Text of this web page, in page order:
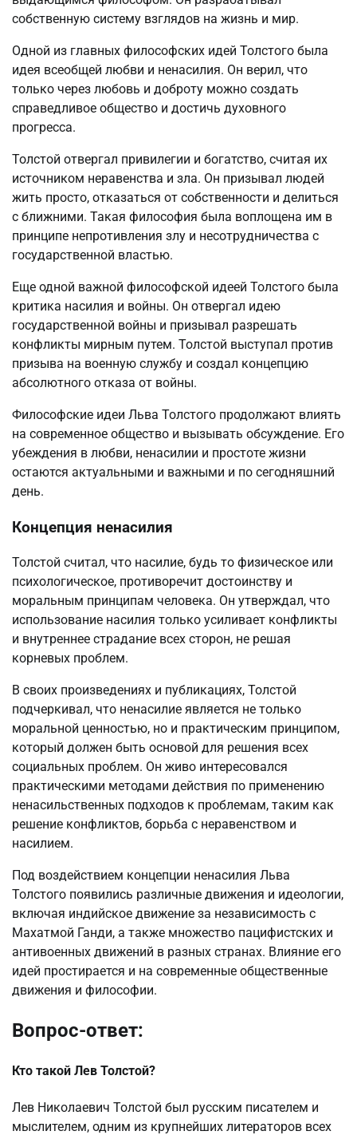
собственную систему взглядов на жизнь и мир.
Одной из главных философских идей Толстого была
идея всеобщей любви и ненасилия. Он верил, что
только через любовь и доброту можно создать
справедливое общество и достичь духовного
прогресса.
Толстой отвергал привилегии и богатство, считая их
источником неравенства и зла. Он призывал людей
жить просто, отказаться от собственности и делиться
с ближними. Такая философия была воплощена им в
принципе непротивления злу и несотрудничества с
государственной властью.
Еще одной важной философской идеей Толстого была
критика насилия и войны. Он отвергал идею
государственной войны и призывал разрешать
конфликты мирным путем. Толстой выступал против
призыва на военную службу и создал концепцию
абсолютного отказа от войны.
Философские идеи Льва Толстого продолжают влиять
на современное общество и вызывать обсуждение. Его
убеждения в любви, ненасилии и простоте жизни
остаются актуальными и важными и по сегодняшний
день.
Концепция ненасилия
Толстой считал, что насилие, будь то физическое или
психологическое, противоречит достоинству и
моральным принципам человека. Он утверждал, что
использование насилия только усиливает конфликты
и внутреннее страдание всех сторон, не решая
корневых проблем.
В своих произведениях и публикациях, Толстой
подчеркивал, что ненасилие является не только
моральной ценностью, но и практическим принципом,
который должен быть основой для решения всех
социальных проблем. Он живо интересовался
практическими методами действия по применению
ненасильственных подходов к проблемам, таким как
решение конфликтов, борьба с неравенством и
насилием.
Под воздействием концепции ненасилия Льва
Толстого появились различные движения и идеологии,
включая индийское движение за независимость с
Махатмой Ганди, а также множество пацифистских и
антивоенных движений в разных странах. Влияние его
идей простирается и на современные общественные
движения и философии.
Вопрос-ответ:
Кто такой Лев Толстой?
Лев Николаевич Толстой был русским писателем и
мыслителем, одним из крупнейших литераторов всех